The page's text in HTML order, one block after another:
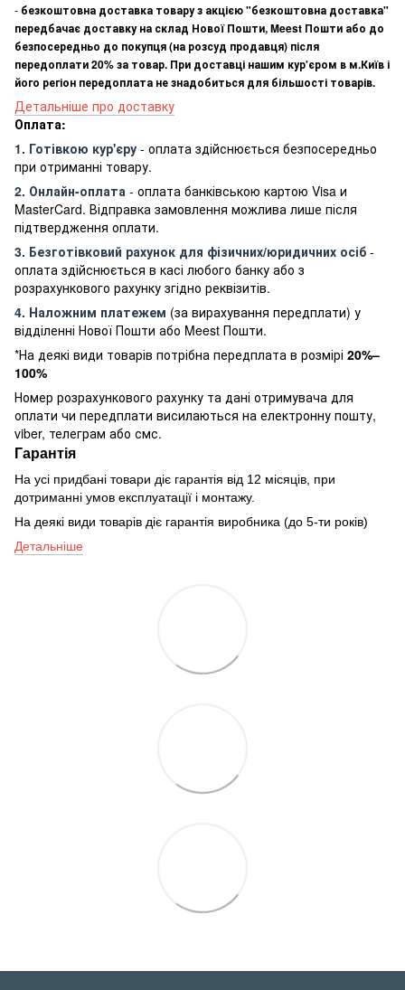
- безкоштовна доставка товару з акцією "безкоштовна доставка"
передбачає доставку на склад Нової Пошти, Meest Пошти або до
безпосередньо до покупця (на розсуд продавця) після
передоплати 20% за товар. При доставці нашим кур'єром в м.Київ і
його регіон передоплата не знадобиться для більшості товарів.
Детальніше про доставку
Оплата:
1. Готівкою кур'єру - оплата здійснюється безпосередньо
при отриманні товару.
2. Онлайн-оплата - оплата банківською картою Visa и
MasterCard. Відправка замовлення можлива лише після
підтвердження оплати.
3. Безготівковий рахунок для фізичних/юридичних осіб -
оплата здійснюється в касі любого банку або з
розрахункового рахунку згідно реквізитів.
4. Наложним платежем (за вирахування передплати) у
відділенні Нової Пошти або Meest Пошти.
*На деякі види товарів потрібна передплата в розмірі 20%–
100%
Номер розрахункового рахунку та дані отримувача для
оплати чи передплати висилаються на електронну пошту,
viber, телеграм або смс.
Гарантія
На усі придбані товари діє гарантія від 12 місяців, при
дотриманні умов експлуатації і монтажу.
На деякі види товарів діє гарантія виробника (до 5-ти років)
Детальніше